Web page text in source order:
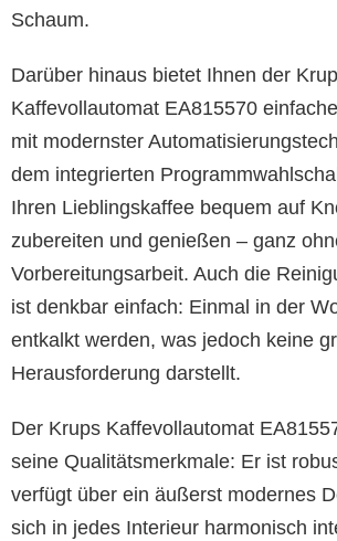
Schaum.
Darüber hinaus bietet Ihnen der
Kaffevollautomat EA815570
mit modernster
dem integrierten
Ihren Lieblingskaffee bequem auf
zubereiten und genießen – ganz
Vorbereitungsarbeit. Auch die
ist denkbar einfach: Einmal in der
entkalkt werden, was jedoch keine
Herausforderung darstellt.
Der Krups Kaffevollautomat
seine Qualitätsmerkmale: Er ist
verfügt über ein äußerst modernes
sich in jedes Interieur harmonisch